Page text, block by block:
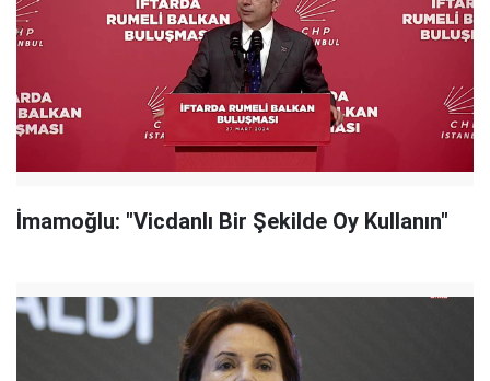
İmamoğlu: "Vicdanlı Bir Şekilde Oy Kullanın"